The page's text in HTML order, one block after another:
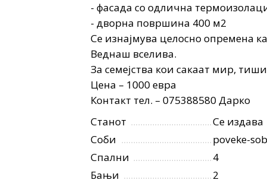
- фасада со одлична
- дворна површина 400 м2
Се изнајмува целосно опремена
Веднаш вселива.
За семејства кои сакаат мир,
Цена – 1000 евра
Контакт тел. – 075388580 Дарко
Станот
Се издава
Соби
poveke-
Спални
4
Бањи
2